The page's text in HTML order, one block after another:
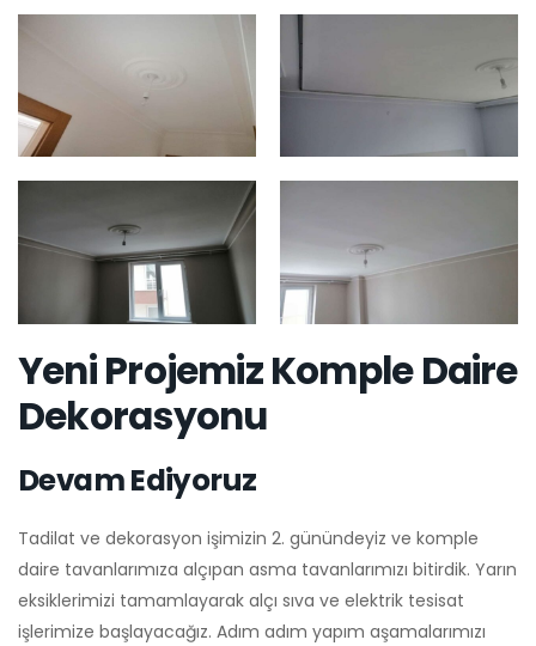
Yeni Projemiz Komple Daire
Dekorasyonu
Devam Ediyoruz
Tadilat ve dekorasyon işimizin 2. günündeyiz ve komple
daire tavanlarımıza alçıpan asma tavanlarımızı bitirdik. Yarın
eksiklerimizi tamamlayarak alçı sıva ve elektrik tesisat
işlerimize başlayacağız. Adım adım yapım aşamalarımızı